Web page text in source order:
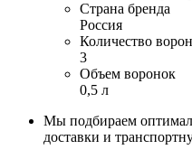
Страна бренда
Россия
Количество
3
Объем воронок
0,5 л
Мы подбираем
доставки и